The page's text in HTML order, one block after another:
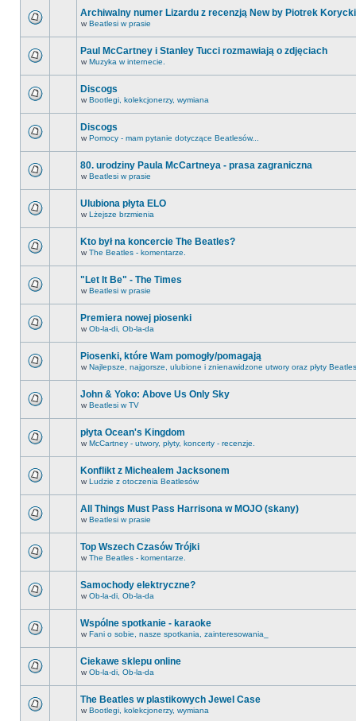
Archiwalny numer Lizardu z recenzją New by Piotrek Korycki
w Beatlesi w prasie
Paul McCartney i Stanley Tucci rozmawiają o zdjęciach
w Muzyka w internecie.
Discogs
w Bootlegi, kolekcjonerzy, wymiana
Discogs
w Pomocy - mam pytanie dotyczące Beatlesów...
80. urodziny Paula McCartneya - prasa zagraniczna
w Beatlesi w prasie
Ulubiona płyta ELO
w Lżejsze brzmienia
Kto był na koncercie The Beatles?
w The Beatles - komentarze.
"Let It Be" - The Times
w Beatlesi w prasie
Premiera nowej piosenki
w Ob-la-di, Ob-la-da
Piosenki, które Wam pomogły/pomagają
w Najlepsze, najgorsze, ulubione i znienawidzone utwory oraz płyty
John & Yoko: Above Us Only Sky
w Beatlesi w TV
płyta Ocean's Kingdom
w McCartney - utwory, płyty, koncerty - recenzje.
Konflikt z Michealem Jacksonem
w Ludzie z otoczenia Beatlesów
All Things Must Pass Harrisona w MOJO (skany)
w Beatlesi w prasie
Top Wszech Czasów Trójki
w The Beatles - komentarze.
Samochody elektryczne?
w Ob-la-di, Ob-la-da
Wspólne spotkanie - karaoke
w Fani o sobie, nasze spotkania, zainteresowania_
Ciekawe sklepu online
w Ob-la-di, Ob-la-da
The Beatles w plastikowych Jewel Case
w Bootlegi, kolekcjonerzy, wymiana